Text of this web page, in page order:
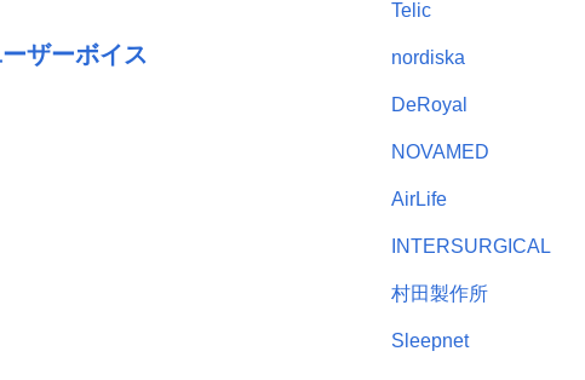
ザーボイス
Telic
nordiska
DeRoyal
NOVAMED
AirLife
INTERSURGICAL
村田製作所
Sleepnet